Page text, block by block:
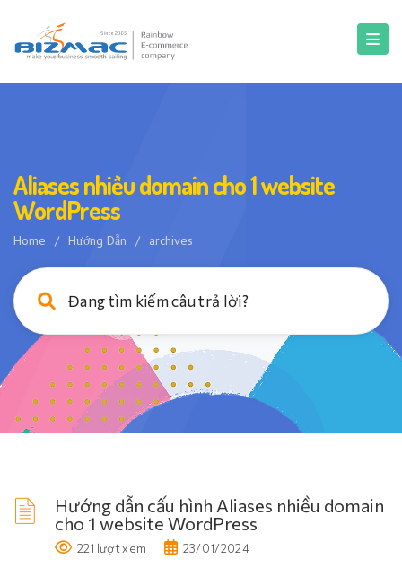
Aliases nhiều domain cho 1 website
WordPress
Home / Hướng Dẫn / archives
Hướng dẫn cấu hình Aliases nhiều domain
cho 1 website WordPress
221 lượt xem 23/01/2024